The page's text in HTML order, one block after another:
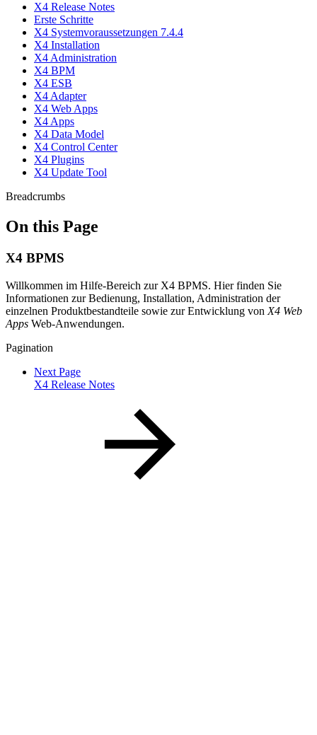
X4 Release Notes
Erste Schritte
X4 Systemvoraussetzungen 7.4.4
X4 Installation
X4 Administration
X4 BPM
X4 ESB
X4 Adapter
X4 Web Apps
X4 Apps
X4 Data Model
X4 Control Center
X4 Plugins
X4 Update Tool
Breadcrumbs
On this Page
X4 BPMS
Willkommen im Hilfe-Bereich zur X4 BPMS. Hier finden Sie
Informationen zur Bedienung, Installation, Administration der
einzelnen Produktbestandteile sowie zur Entwicklung von X4 Web
Apps Web-Anwendungen.
Pagination
Next Page
X4 Release Notes